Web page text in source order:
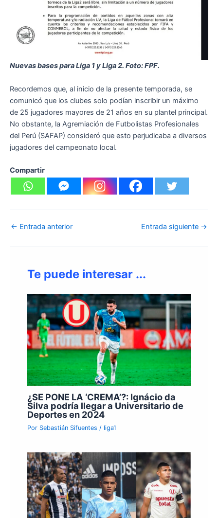
Nuevas bases para Liga 1 y Liga 2. Foto: FPF.
Recordemos que, al inicio de la presente temporada, se
comunicó que los clubes solo podían inscribir un máximo
de 25 jugadores mayores de 21 años en su plantel principal.
No obstante, la Agremiación de Futbolistas Profesionales
del Perú (SAFAP) consideró que esto perjudicaba a diversos
jugadores del campeonato local.
Compartir
← Entrada anterior Entrada siguiente →
Te puede interesar ...
¿SE PONE LA ‘CREMA’?: Ignácio da
Silva podría llegar a Universitario de
Deportes en 2024
Por Sebastián Sifuentes/ liga1